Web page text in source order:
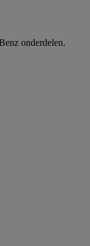
onderdelen.